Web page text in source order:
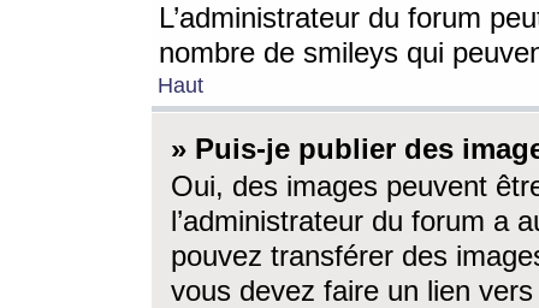
L’administrateur du forum
nombre de smileys qui
Haut
» Puis-je publier des
Oui, des images peuvent
l’administrateur du forum a
pouvez transférer des
vous devez faire un lien